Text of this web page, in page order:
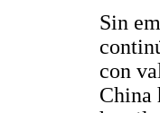
Sin
con
China